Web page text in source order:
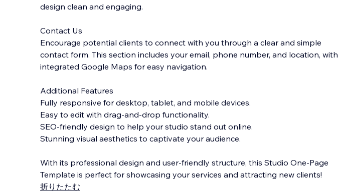
design clean and engaging.
Contact Us
Encourage potential clients to connect with you through a clear and simple
contact form. This section includes your email, phone number, and location, with
integrated Google Maps for easy navigation.
Additional Features
Fully responsive for desktop, tablet, and mobile devices.
Easy to edit with drag-and-drop functionality.
SEO-friendly design to help your studio stand out online.
Stunning visual aesthetics to captivate your audience.
With its professional design and user-friendly structure, this Studio One-Page
Template is perfect for showcasing your services and attracting new clients!
折りたたむ